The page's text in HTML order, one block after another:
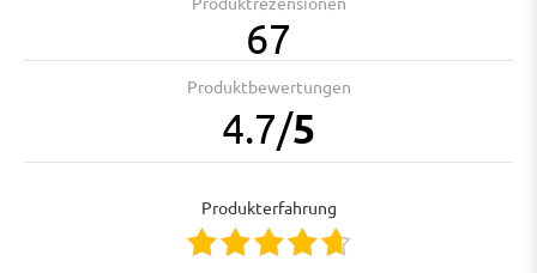
67
Produktbewertungen
4.7/5
Produkterfahrung